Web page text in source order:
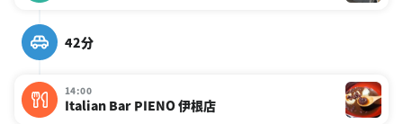
42分
14:00
Italian Bar PIENO 伊根店